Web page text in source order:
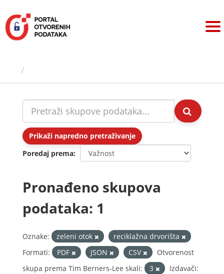
sadržaj
Prikaži napredno pretraživanje
Poredaj prema
Pronađeno skupova
podataka: 1
Oznake: zeleni otok
reciklažna drvorišta
Formati:
PDF JSON CSV
Otvorenost
skupa prema Tim Berners-Lee skali:
3
Izdavači: